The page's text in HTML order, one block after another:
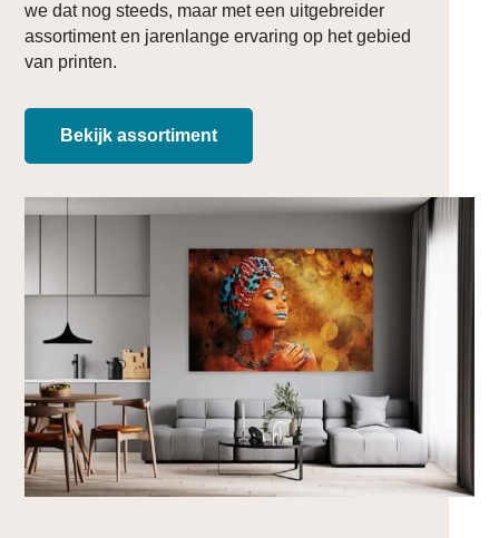
we dat nog steeds, maar met een uitgebreider
assortiment en jarenlange ervaring op het gebied
van printen.
Bekijk assortiment